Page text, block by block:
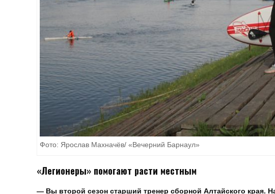
Фото: Ярослав Махначёв/ «Вечерний Барнаул»
«Легионеры» помогают расти местным
— Вы второй сезон старший тренер сборной Алтайского края.